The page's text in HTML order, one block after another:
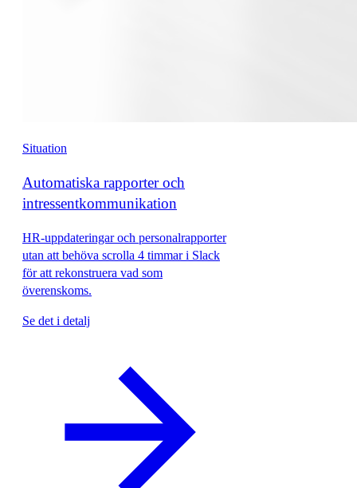
Situation
Automatiska rapporter och
intressentkommunikation
HR-uppdateringar och personalrapporter
utan att behöva scrolla 4 timmar i Slack
för att rekonstruera vad som
överenskoms.
Se det i detalj